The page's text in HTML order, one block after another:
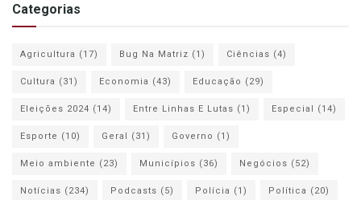
Categorias
Agricultura (17) Bug Na Matriz (1) Ciências (4)
Cultura (31) Economia (43) Educação (29)
Eleições 2024 (14) Entre Linhas E Lutas (1) Especial (14)
Esporte (10) Geral (31) Governo (1)
Meio ambiente (23) Municípios (36) Negócios (52)
Notícias (234) Podcasts (5) Polícia (1) Política (20)